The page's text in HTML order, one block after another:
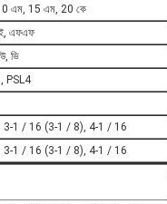
এম, 15 এম, 20 কে
এফএফ
ভি
PSL4
1 / 16 (3-1 / 8), 4-1 / 16
1 / 16 (3-1 / 8), 4-1 / 16